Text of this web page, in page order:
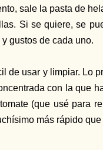
sale la pasta de
Si se quiere, se
gustos de cada uno.
de usar y limpiar. Lo
con la que
(que usé para
más rápido